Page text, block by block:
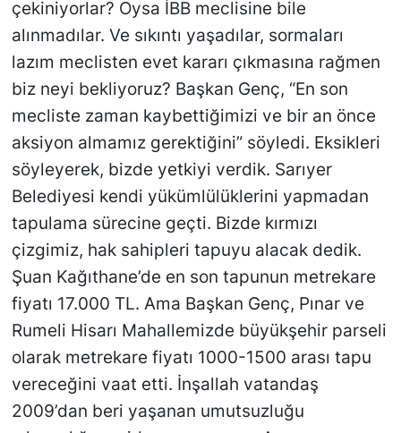
çekiniyorlar? Oysa İBB meclisine bile
alınmadılar. Ve sıkıntı yaşadılar, sormaları
lazım meclisten evet kararı çıkmasına rağmen
biz neyi bekliyoruz? Başkan Genç, “En son
mecliste zaman kaybettiğimizi ve bir an önce
aksiyon almamız gerektiğini” söyledi. Eksikleri
söyleyerek, bizde yetkiyi verdik. Sarıyer
Belediyesi kendi yükümlülüklerini yapmadan
tapulama sürecine geçti. Bizde kırmızı
çizgimiz, hak sahipleri tapuyu alacak dedik.
Şuan Kağıthane’de en son tapunun metrekare
fiyatı 17.000 TL. Ama Başkan Genç, Pınar ve
Rumeli Hisarı Mahallemizde büyükşehir parseli
olarak metrekare fiyatı 1000-1500 arası tapu
vereceğini vaat etti. İnşallah vatandaş
2009’dan beri yaşanan umutsuzluğu